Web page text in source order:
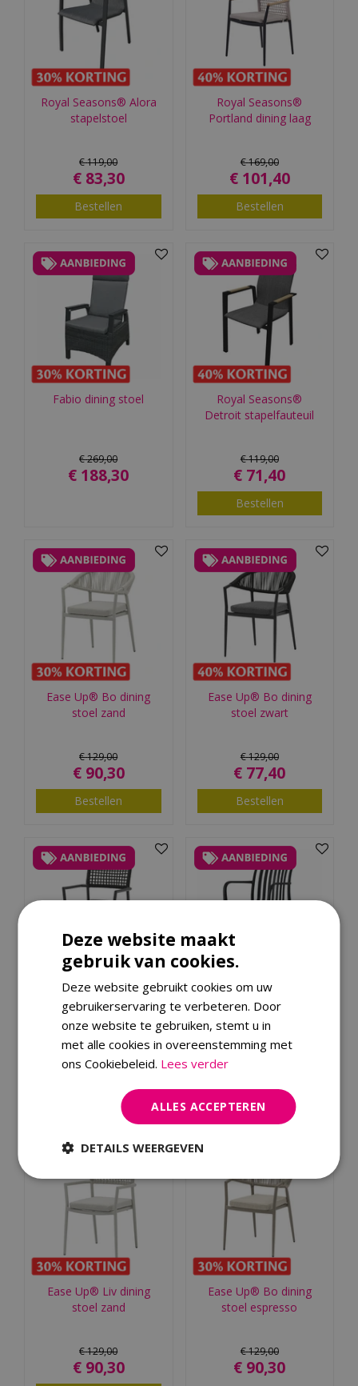
Royal Seasons® Alora
stapelstoel
€119,00
€ 83,30
Bestellen
Royal Seasons®
Portland dining laag
€169,00
€ 101,40
Bestellen
Fabio dining stoel
€269,00
€ 188,30
Royal Seasons®
Detroit stapelfauteuil
€119,00
€ 71,40
Bestellen
Ease Up® Bo dining
stoel zand
€129,00
€ 90,30
Bestellen
Ease Up® Bo dining
stoel zwart
€129,00
€ 77,40
Bestellen
Ease Up® Liv dining
stoel zwart
€ 129, 00
€ 77,40
Bestellen
Levi kunststof tuinstoel
zwart met armleuning
€39,99
Ease Up® Liv dining
stoel zand
€129,00
€ 90,30
Ease Up® Bo dining
stoel espresso
€129,00
€ 90,30
Deze website maakt
gebruik van cookies.
Deze website gebruikt cookies om uw
gebruikerservaring te verbeteren. Door
onze website te gebruiken, stemt u in
met alle cookies in overeenstemming met
ons Cookiebeleid. Lees verder
ALLES ACCEPTEREN
DETAILS WEERGEVEN